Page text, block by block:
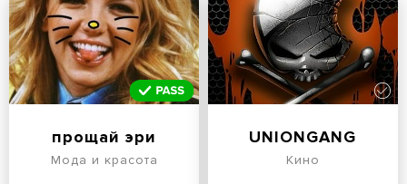
прощай эри
Мода и красота
UNIONGANG
Кино